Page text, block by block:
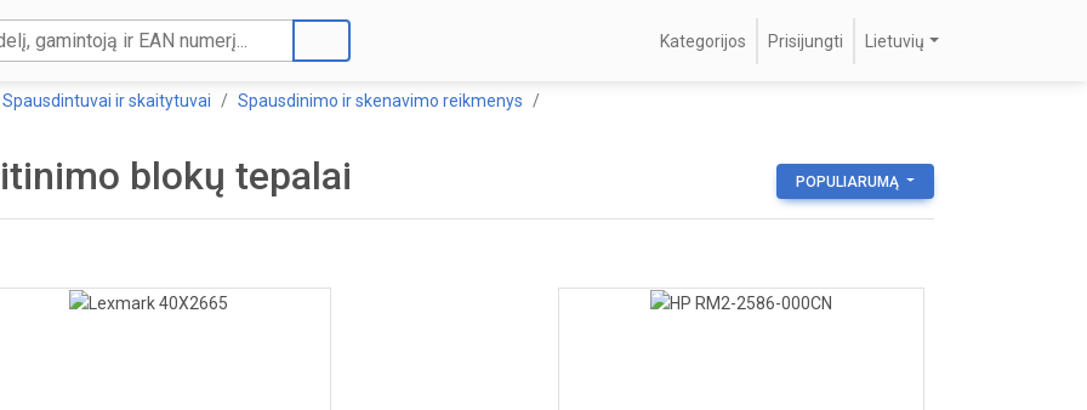
Kategorijos Prisijungti Lietuvių
Spausdintuvai ir skaitytuvai Spausdinimo ir skenavimo reikmenys
blokų tepalai POPULIARUMĄ